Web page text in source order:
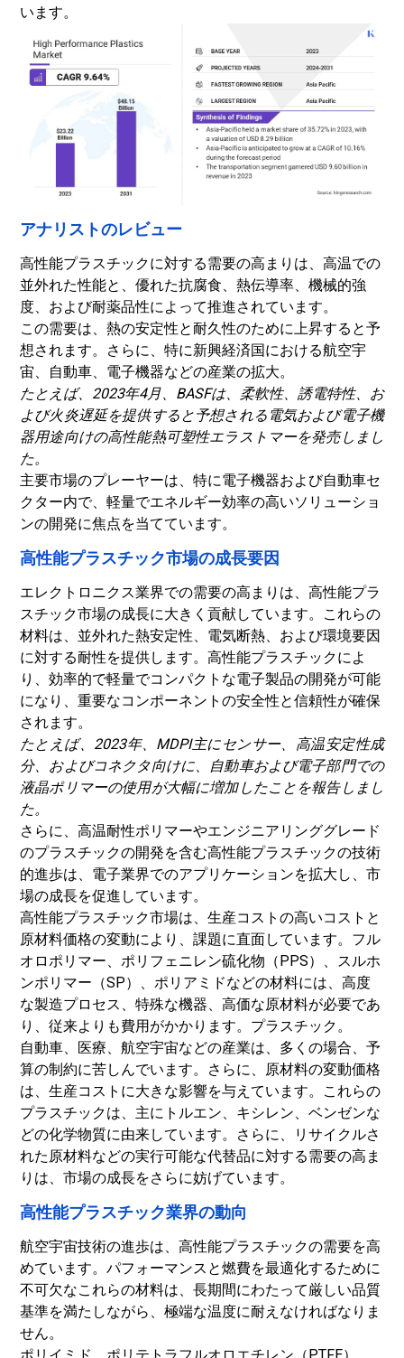
います。
アナリストのレビュー
高性能プラスチックに対する需要の高まりは、高温での
並外れた性能と、優れた抗腐食、熱伝導率、機械的強
度、および耐薬品性によって推進されています。
この需要は、熱の安定性と耐久性のために上昇すると予
想されます。さらに、特に新興経済国における航空宇
宙、自動車、電子機器などの産業の拡大。
たとえば、2023年4月、BASFは、柔軟性、誘電特性、お
よび火炎遅延を提供すると予想される電気および電子機
器用途向けの高性能熱可塑性エラストマーを発売しまし
た。
主要市場のプレーヤーは、特に電子機器および自動車セ
クター内で、軽量でエネルギー効率の高いソリューショ
ンの開発に焦点を当てています。
高性能プラスチック市場の成長要因
エレクトロニクス業界での需要の高まりは、高性能プラ
スチック市場の成長に大きく貢献しています。これらの
材料は、並外れた熱安定性、電気断熱、および環境要因
に対する耐性を提供します。高性能プラスチックによ
り、効率的で軽量でコンパクトな電子製品の開発が可能
になり、重要なコンポーネントの安全性と信頼性が確保
されます。
たとえば、2023年、 MDPI主にセンサー、高温安定性成
分、およびコネクタ向けに、自動車および電子部門での
液晶ポリマーの使用が大幅に増加したことを報告しまし
た。
さらに、高温耐性ポリマーやエンジニアリンググレード
のプラスチックの開発を含む高性能プラスチックの技術
的進歩は、電子業界でのアプリケーションを拡大し、市
場の成長を促進しています。
高性能プラスチック市場は、生産コストの高いコストと
原材料価格の変動により、課題に直面しています。フル
オロポリマー、ポリフェニレン硫化物（PPS）、スルホ
ンポリマー（SP）、ポリアミドなどの材料には、高度
な製造プロセス、特殊な機器、高価な原材料が必要であ
り、従来よりも費用がかかります。 プラスチック。
自動車、医療、航空宇宙などの産業は、多くの場合、予
算の制約に苦しんでいます。さらに、原材料の変動価格
は、生産コストに大きな影響を与えています。これらの
プラスチックは、主にトルエン、キシレン、ベンゼンな
どの化学物質に由来しています。
さらに、リサイクルさ
れた原材料などの実行可能な代替品に対する需要の高ま
りは、市場の成長をさらに妨げています。
高性能プラスチック業界の動向
航空宇宙技術の進歩は、高性能プラスチックの需要を高
めています。パフォーマンスと燃費を最適化するために
不可欠なこれらの材料は、長期間にわたって厳しい品質
基準を満たしながら、極端な温度に耐えなければなりま
せん。